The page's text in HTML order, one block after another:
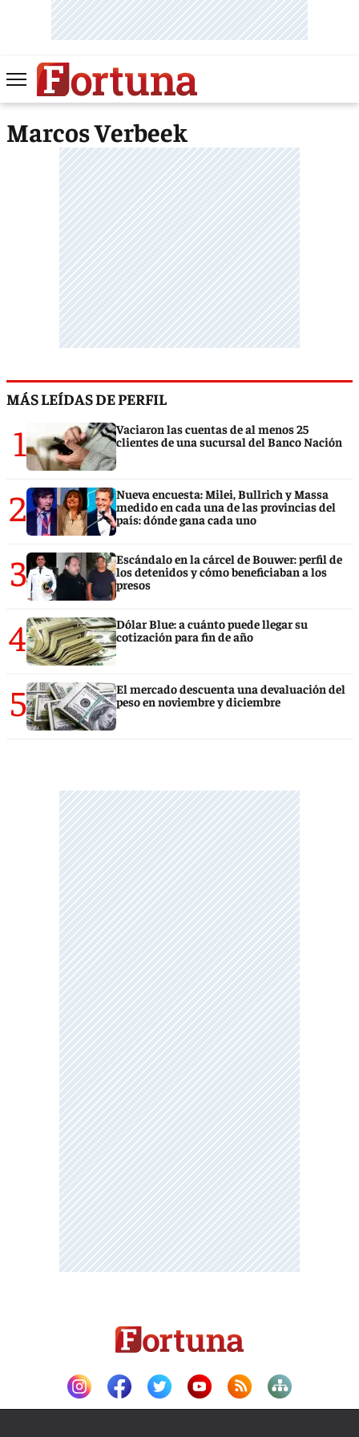
Marcos Verbeek
MÁS LEÍDAS DE PERFIL
1
Vaciaron las cuentas de al menos 25
clientes de una sucursal del Banco Nación
2
Nueva encuesta: Milei, Bullrich y Massa
medido en cada una de las provincias del
país: dónde gana cada uno
3
Escándalo en la cárcel de Bouwer: perfil de
los detenidos y cómo beneficiaban a los
presos
4
Dólar Blue: a cuánto puede llegar su
cotización para fin de año
5
El mercado descuenta una devaluación del
peso en noviembre y diciembre